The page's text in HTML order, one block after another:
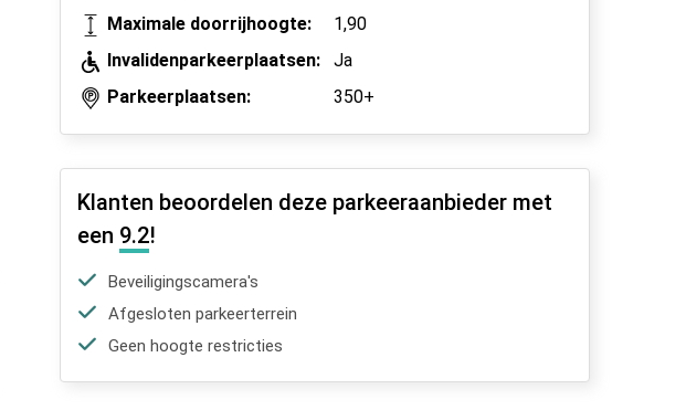
Maximale doorrijhoogte:
1,90
Invalidenparkeerplaatsen:
Ja
Parkeerplaatsen:
350+
Klanten beoordelen deze parkeeraanbieder met
een 9.2!
Beveiligingscamera's
Afgesloten parkeerterrein
Geen hoogte restricties